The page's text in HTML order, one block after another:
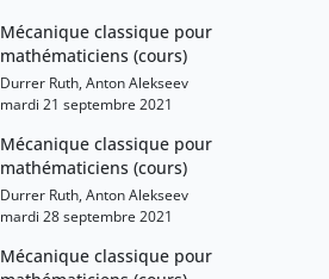
Mécanique classique pour
mathématiciens (cours)
Durrer Ruth, Anton Alekseev
mardi 21 septembre 2021
Mécanique classique pour
mathématiciens (cours)
Durrer Ruth, Anton Alekseev
mardi 28 septembre 2021
Mécanique classique pour